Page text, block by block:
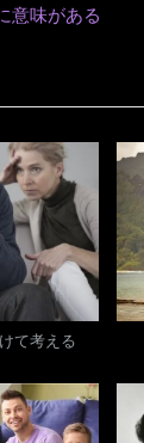
意味がある
て考える